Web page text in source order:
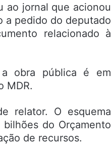
ao jornal que acionou
a pedido do deputado
relacionado à
obra pública é em
MDR.
relator. O esquema
do Orçamento
de recursos.